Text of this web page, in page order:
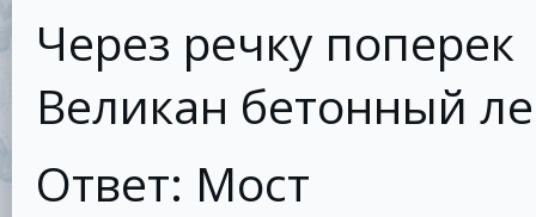
Через речку поперек
Великан бетонный
Ответ: Мост